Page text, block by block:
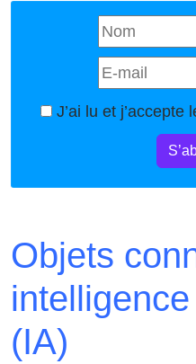
J’ai lu et j’accepte
Objets
(IA)